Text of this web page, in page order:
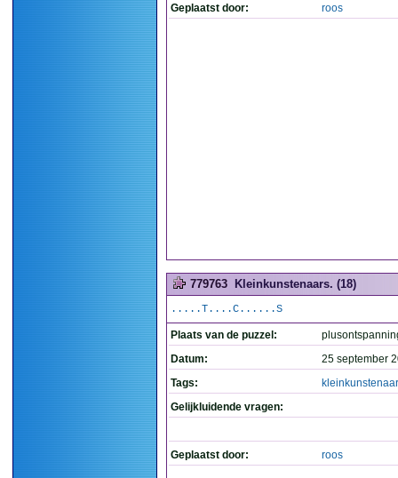
Geplaatst door: roos
779763 Kleinkunstenaars. (18)
.....T....C......S
Plaats van de puzzel:
Datum:
25 september
Tags:
Gelijkluidende vragen:
Geplaatst door: roos